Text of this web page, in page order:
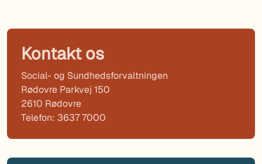
Kontakt os
Social- og Sundhedsforvaltningen
Rødovre Parkvej 150
2610 Rødovre
Telefon: 3637 7000